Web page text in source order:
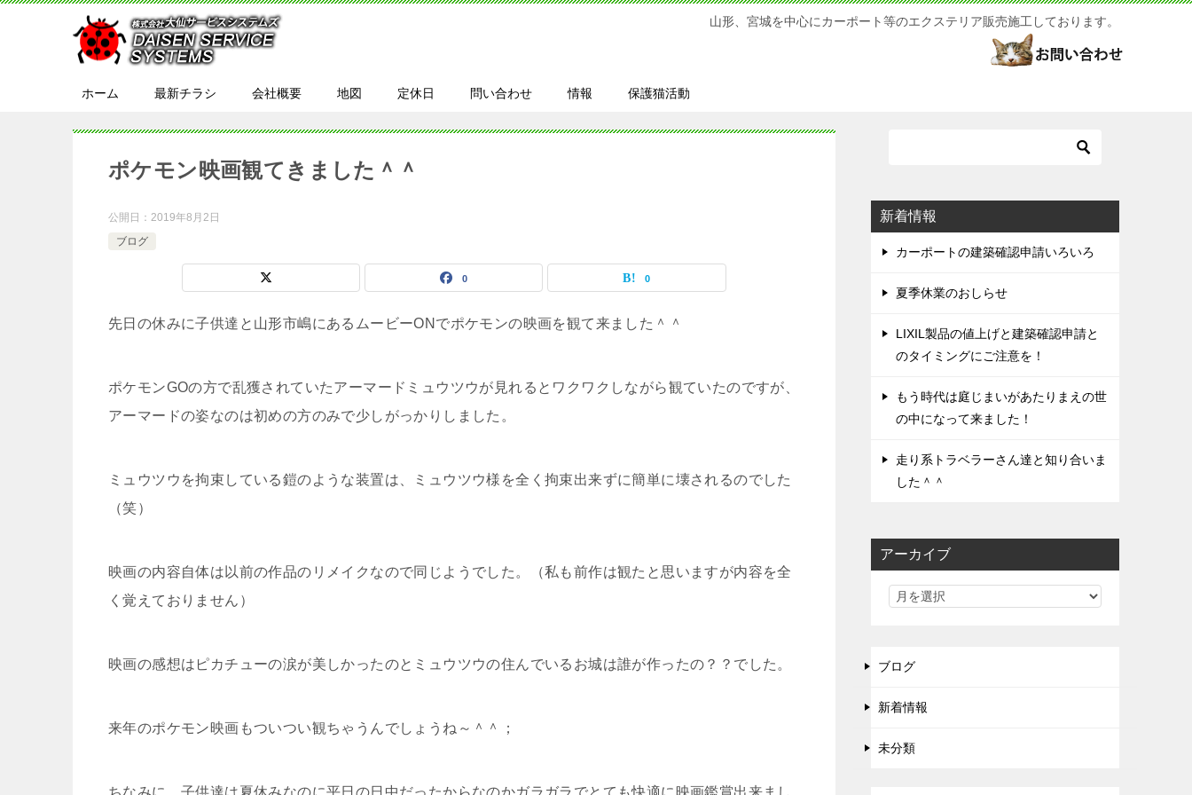
山形、宮城を中心にカーポート等のエクステリア販売施工しております。
ホーム 最新チラシ 会社概要 地図 定休日 問い合わせ 情報 保護猫活動
ポケモン映画観てきました＾＾
公開日： 2019年8月2日
ブログ
0 0
先日の休みに子供達と山形市嶋にあるムービーONでポケモンの映画を観て来ました＾＾
ポケモンGOの方で乱獲されていたアーマードミュウツウが見れるとワクワクしながら観ていたのですが、
アーマードの姿なのは初めの方のみで少しがっかりしました。
ミュウツウを拘束している鎧のような装置は、ミュウツウ様を全く拘束出来ずに簡単に壊されるのでした
（笑）
映画の内容自体は以前の作品のリメイクなので同じようでした。（私も前作は観たと思いますが内容を全
く覚えておりません）
映画の感想はピカチューの涙が美しかったのとミュウツウの住んでいるお城は誰が作ったの？？でした。
来年のポケモン映画もついつい観ちゃうんでしょうね～＾＾；
ちなみに、子供達は夏休みなのに平日の日中だったからなのかガラガラでとても快適に映画鑑賞出来まし
新着情報
カーポートの建築確認申請いろいろ
夏季休業のおしらせ
LIXIL製品の値上げと建築確認申請と
のタイミングにご注意を！
もう時代は庭じまいがあたりまえの世
の中になって来ました！
走り系トラベラーさん達と知り合いま
した＾＾
アーカイブ
ブログ
新着情報
未分類